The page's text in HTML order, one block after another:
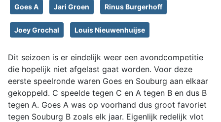
Goes A Jari Groen Rinus Burgerhoff
Joey Grochal Louis Nieuwenhuijse
Dit seizoen is er eindelijk weer een avondcompetitie
die hopelijk niet afgelast gaat worden. Voor deze
eerste speelronde waren Goes en Souburg aan elkaar
gekoppeld. C speelde tegen C en A tegen B en dus B
tegen A. Goes A was op voorhand dus groot favoriet
tegen Souburg B zoals elk jaar. Eigenlijk redelijk vlot